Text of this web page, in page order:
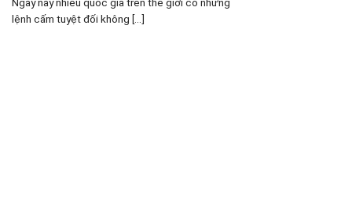
lệnh cấm tuyệt đối không [...]